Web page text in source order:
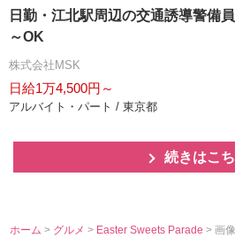
日勤・江北駅周辺の交通誘導警備
～OK
株式会社MSK
日給1万4,500円～
アルバイト・パート / 東京都
続きはこ
ホーム > グルメ> Easter Sweets Parade> 画